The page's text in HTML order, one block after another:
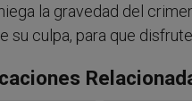
la gravedad del
su culpa, para que